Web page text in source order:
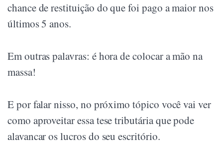
chance de restituição do que foi pago a maior nos
últimos 5 anos.
Em outras palavras: é hora de colocar a mão na
massa!
E por falar nisso, no próximo tópico você vai ver
como aproveitar essa tese tributária que pode
alavancar os lucros do seu escritório.